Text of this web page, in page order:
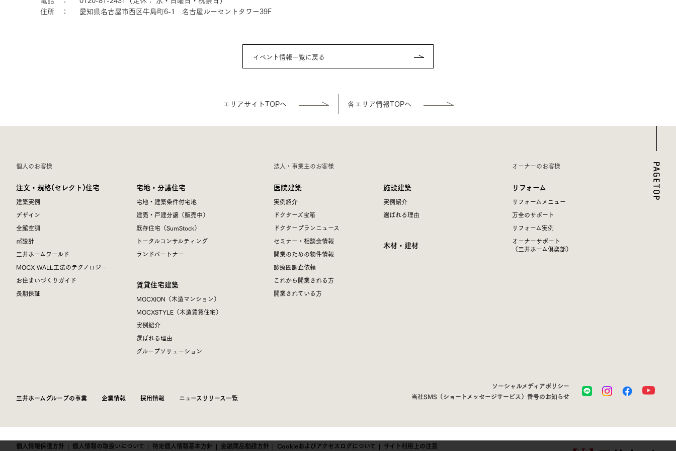
住所 ： 愛知県名古屋市西区牛島町6-1 名古屋ルーセントタワー39F
イベント情報一覧に戻る
エリアサイトTOPへ 各エリア情報TOPへ
個人のお客様
注文・規格(セレクト)住宅
建築実例
デザイン
全館空調
㎥設計
三井ホームワールド
MOCX WALL工法のテクノロジー
お住まいづくりガイド
長期保証
宅地・分譲住宅
宅地・建築条件付宅地
建売・戸建分譲（販売中）
既存住宅（SumStock）
トータルコンサルティング
ランドパートナー
賃貸住宅建築
MOCXION（木造マンション）
MOCXSTYLE（木造賃貸住宅）
実例紹介
選ばれる理由
グループソリューション
法人・事業主のお客様
医院建築
実例紹介
ドクターズ宝箱
ドクタープランニュース
セミナー・相談会情報
開業のための物件情報
診療圏調査依頼
これから開業される方
開業されている方
施設建築
実例紹介
選ばれる理由
木材・建材
オーナーのお客様
リフォーム
リフォームメニュー
万全のサポート
リフォーム実例
オーナーサポート
（三井ホーム倶楽部）
三井ホームグループの事業 企業情報 採用情報 ニュースリリース一覧
ソーシャルメディアポリシー
当社SMS（ショートメッセージサービス）番号のお知らせ
個人情報保護方針 個人情報の取扱いについて 特定個人情報基本方針 金融商品勧誘方針 Cookieおよびアクセスログについて サイト利用上の注意